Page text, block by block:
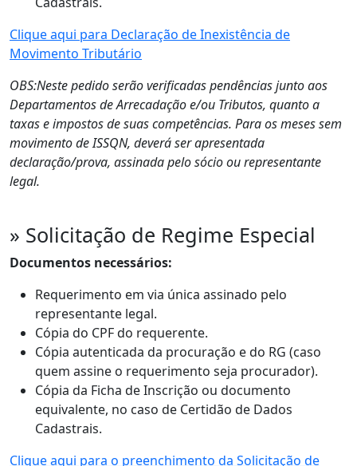
Clique aqui para Declaração de Inexistência de
Movimento Tributário
OBS:Neste pedido serão verificadas pendências junto aos
Departamentos de Arrecadação e/ou Tributos, quanto a
taxas e impostos de suas competências. Para os meses sem
movimento de ISSQN, deverá ser apresentada
declaração/prova, assinada pelo sócio ou representante
legal.
» Solicitação de Regime Especial
Documentos necessários:
Requerimento em via única assinado pelo
representante legal.
Cópia do CPF do requerente.
Cópia autenticada da procuração e do RG (caso
quem assine o requerimento seja procurador).
Cópia da Ficha de Inscrição ou documento
equivalente, no caso de Certidão de Dados
Cadastrais.
Clique aqui para o preenchimento da Solicitação de